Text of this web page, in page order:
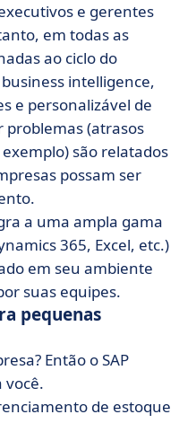
e gerentes
em todas as
ao ciclo do
intelligence,
e personalizável de
problemas (atrasos
são relatados
possam ser
a uma ampla gama
365, Excel, etc.)
em seu ambiente
suas equipes.
pequenas
Então o SAP
você.
de estoque